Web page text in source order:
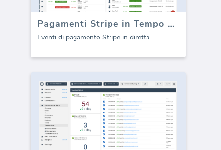
Pagamenti Stripe in Tempo Reale
Eventi di pagamento Stripe in diretta